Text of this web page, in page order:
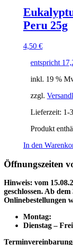
Peru 25g
4,50 €
entspricht
inkl. 19 %
zzgl.
Lieferzeit: 1-
Produkt
In den
Öffnungszeiten
Hinweis: vom
geschlossen. Ab
Onlinebestellungen
Dienstag –